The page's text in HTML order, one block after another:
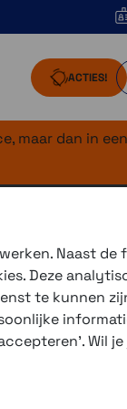
ACTIES!
maar dan in
de spiegel of
dag
Naast
Deze
te kunnen
Wil